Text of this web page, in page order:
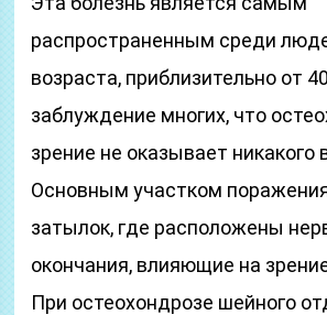
распространенным среди
возраста, приблизительно от
заблуждение многих, что
зрение не оказывает никакого
Основным участком
затылок, где расположены
окончания, влияющие на
При остеохондрозе шейного